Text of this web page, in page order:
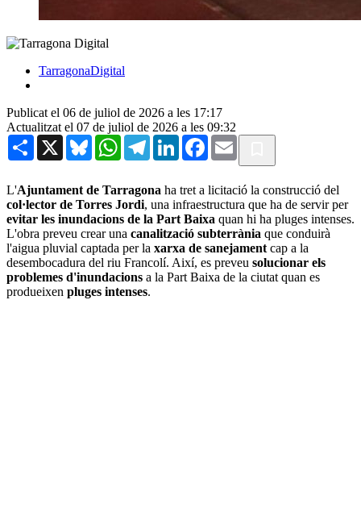
TarragonaDigital
Publicat el 06 de juliol de 2026 a les 17:17
Actualitzat el 07 de juliol de 2026 a les 09:32
Share X BlueskyWhatsAppTelegramLinkedInFacebook
Email
L'Ajuntament de Tarragona ha tret a licitació la construcció del
col·lector de Torres Jordi, una infraestructura que ha de servir per
evitar les inundacions de la Part Baixa quan hi ha pluges intenses.
L'obra preveu crear una canalització subterrània que conduirà
l'aigua pluvial captada per la xarxa de sanejament cap a la
desembocadura del riu Francolí. Així, es preveu solucionar els
problemes d'inundacions a la Part Baixa de la ciutat quan es
produeixen pluges intenses.